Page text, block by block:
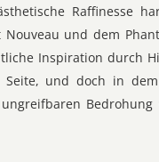
Raffinesse
und dem
Inspiration durch
und doch in